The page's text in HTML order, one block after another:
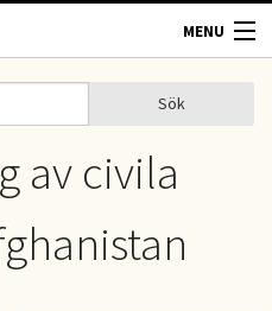
MENU
Sök
av civila